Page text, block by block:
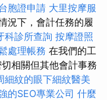
胞證申請 大里按摩服
況下，會計任務的履
科診所查詢 按摩證照
處理帳務 在我們的工
相關但其他會計事務
細紋的眼下細紋醫美
的SEO專業公司 什麼